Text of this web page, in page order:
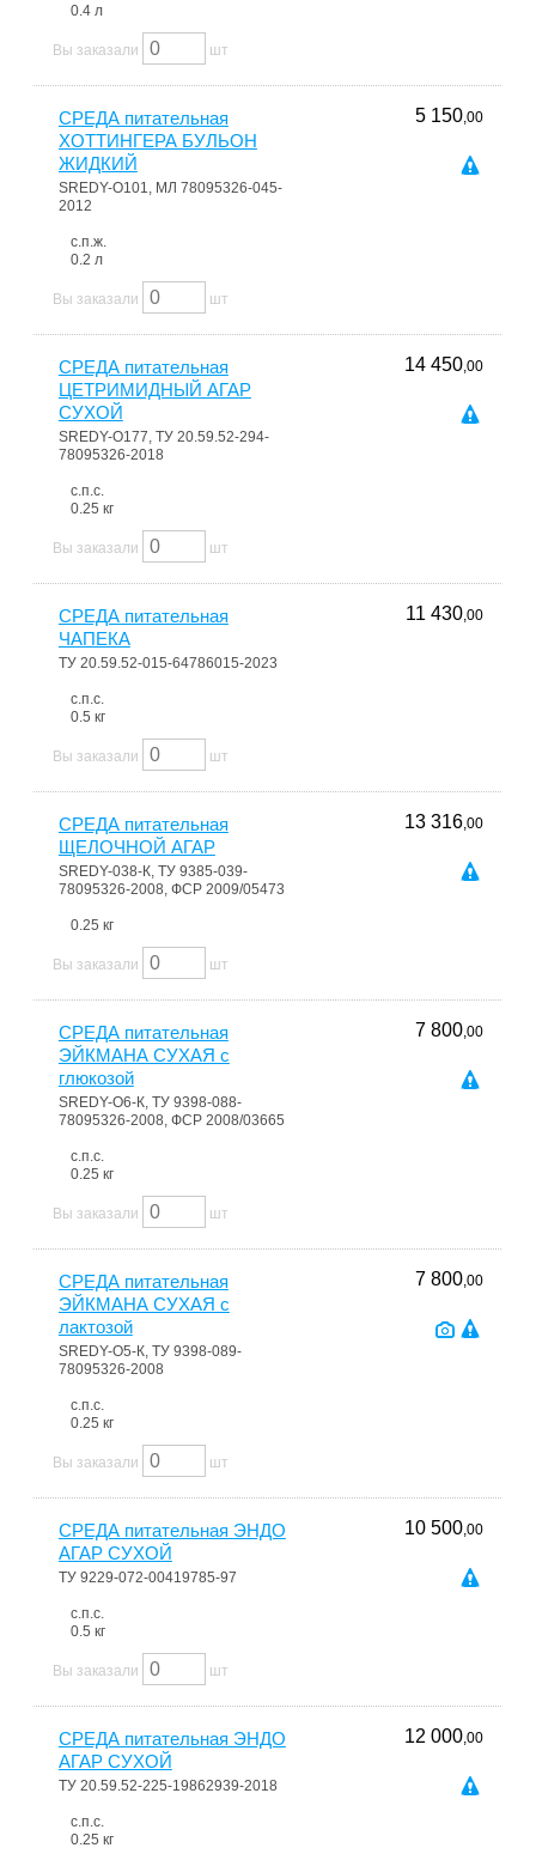
0.4 л
Вы заказали шт
СРЕДА питательная
ХОТТИНГЕРА БУЛЬОН
ЖИДКИЙ
SREDY-О101, МЛ 78095326-045-
2012
с.п.ж.
0.2 л
5 150,00
Вы заказали шт
СРЕДА питательная
ЦЕТРИМИДНЫЙ АГАР
СУХОЙ
SREDY-О177, ТУ 20.59.52-294-
78095326-2018
с.п.с.
0.25 кг
14 450,00
Вы заказали шт
СРЕДА питательная
ЧАПЕКА
ТУ 20.59.52-015-64786015-2023
с.п.с.
0.5 кг
11 430,00
Вы заказали шт
СРЕДА питательная
ЩЕЛОЧНОЙ АГАР
SREDY-038-К, ТУ 9385-039-
78095326-2008, ФСР 2009/05473
0.25 кг
13 316,00
Вы заказали шт
СРЕДА питательная
ЭЙКМАНА СУХАЯ с
глюкозой
SREDY-О6-К, ТУ 9398-088-
78095326-2008, ФСР 2008/03665
с.п.с.
0.25 кг
7 800,00
Вы заказали шт
СРЕДА питательная
ЭЙКМАНА СУХАЯ с
лактозой
SREDY-О5-К, ТУ 9398-089-
78095326-2008
с.п.с.
0.25 кг
7 800,00
Вы заказали шт
СРЕДА питательная ЭНДО
АГАР СУХОЙ
ТУ 9229-072-00419785-97
с.п.с.
0.5 кг
10 500,00
Вы заказали шт
СРЕДА питательная ЭНДО
АГАР СУХОЙ
ТУ 20.59.52-225-19862939-2018
с.п.с.
0.25 кг
12 000,00